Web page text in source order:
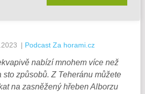
SVOBODY
| Podcast Za horami.cz
nabízí mnohem více než
způsobů. Z Teheránu můžete
na zasněžený hřeben Alborzu